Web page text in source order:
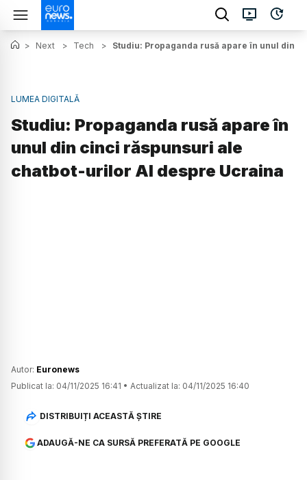
> Next > Tech > Studiu: Propaganda rusă apare în unul din
LUMEA DIGITALĂ
Studiu: Propaganda rusă apare în
unul din cinci răspunsuri ale
chatbot-urilor AI despre Ucraina
Autor: Euronews
Publicat la: 04/11/2025 16:41 • Actualizat la: 04/11/2025 16:40
DISTRIBUIȚI ACEASTĂ ȘTIRE
ADAUGĂ-NE CA SURSĂ PREFERATĂ PE GOOGLE